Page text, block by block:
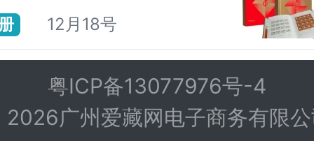
12月18号
粤ICP备13077976号-4
广州爱藏网电子商务有限